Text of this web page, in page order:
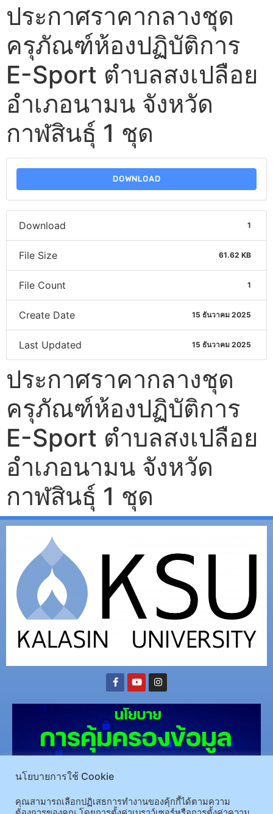
ประกาศราคากลางชุด
ครุภัณฑ์ห้องปฏิบัติการ
E-Sport ตำบลสงเปลือย
อำเภอนามน จังหวัด
กาฬสินธุ์ 1 ชุด
DOWNLOAD
Download 1
File Size 61.62 KB
File Count 1
Create Date 15 ธันวาคม 2025
Last Updated 15 ธันวาคม 2025
ประกาศราคากลางชุด
ครุภัณฑ์ห้องปฏิบัติการ
E-Sport ตำบลสงเปลือย
อำเภอนามน จังหวัด
กาฬสินธุ์ 1 ชุด
นโยบายการใช้ Cookie
คุณสามารถเลือกปฏิเสธการทำงานของคุ้กกี้ได้ตามความ